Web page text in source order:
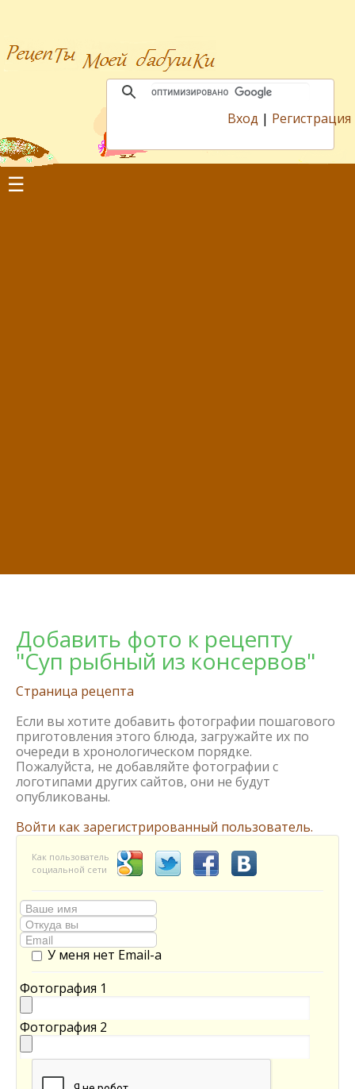
Вход | Регистрация
☰
Добавить фото к рецепту
"Суп рыбный из консервов"
Страница рецепта
Если вы хотите добавить фотографии пошагового
приготовления этого блюда, загружайте их по
очереди в хронологическом порядке.
Пожалуйста, не добавляйте фотографии с
логотипами других сайтов, они не будут
опубликованы.
Войти как зарегистрированный пользователь.
Как пользователь
социальной сети
У меня нет Email-а
Фотография 1
Фотография 2